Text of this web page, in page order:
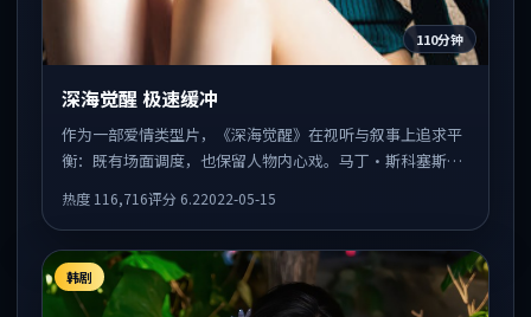
110分钟
深海觉醒 极速缓冲
作为一部爱情类型片，《深海觉醒》在视听与叙事上追求平
衡：既有场面调度，也保留人物内心戏。马丁·斯科塞斯执
热度 116,716评分 6.22022-05-15
韩剧